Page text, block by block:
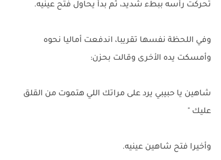
تحركت رأسه ببطء شديد، ثم بدأ يحاول فتح عينيه.
وفي اللحظة نفسها تقريبا، اندفعت أماليا نحوه
وأمسكت يده الأخرى وقالت بحزن:
شاهين يا حبيبي يرد على مراتك اللي هتموت من القلق
عليك "
وأخيرا فتح شاهين عينيه.